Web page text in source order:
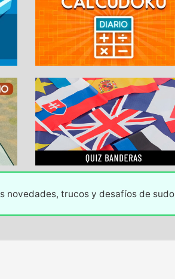
novedades, trucos y desafíos de